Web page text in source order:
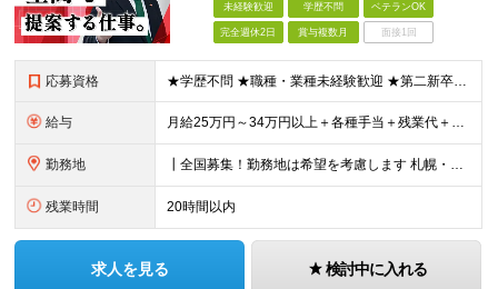
未経験歓迎 学歴不問 ベテランOK
完全週休2日 賞与複数月 面接1回
応募資格 ★学歴不問 ★職種・業種未経験歓迎 ★第二新卒歓迎 ＜こんな方にオススメ＞ ◎一つの商材ではなく、幅広い提案で勝負したい ◎成長企業でスケールの大きい仕事に挑戦したい ◎実力を評価されたい＆腰を据え
給与 月給25万円～34万円以上＋各種手当＋残業代＋賞与年2回 初年度想定年収：348万円～ ※経験・能力を考慮のうえ優遇します。 ※上記にはエリア給（10,000円～15,000円）、見込み残業代（20
勤務地 ┃全国募集！勤務地は希望を考慮します 札幌・仙台・東京・横浜・金沢・名古屋・大阪・京都・広島・福岡 募集 ※上記のほか、全国に拠点あり ※キャリアアップやキャリアシフトに伴う転勤も一部ありますが、基
残業時間 20時間以内
求人を見る 検討中に入れる